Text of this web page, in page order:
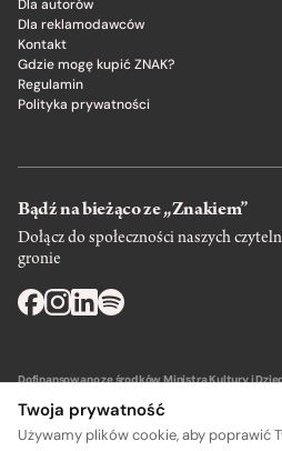
Dla autorów
Dla reklamodawców
Kontakt
Gdzie mogę kupić ZNAK?
Regulamin
Polityka prywatności
Bądź na bieżąco ze „Znakiem”
Dołącz do społeczności naszych
gronie
Dofinansowano ze środków Ministra Kultury i
Twoja prywatność
Używamy plików cookie, aby poprawić